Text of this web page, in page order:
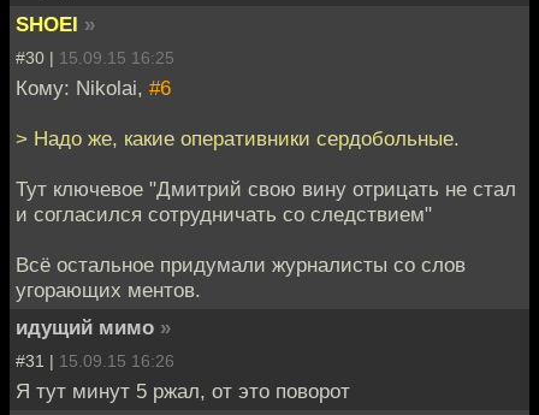
SHOEI »
#30 | 15.09.15 16:25
Кому: Nikolai, #6
> Надо же, какие оперативники сердобольные.
Тут ключевое "Дмитрий свою вину отрицать не стал
и согласился сотрудничать со следствием"
Всё остальное придумали журналисты со слов
угорающих ментов.
идущий мимо »
#31 | 15.09.15 16:26
Я тут минут 5 ржал, от это поворот